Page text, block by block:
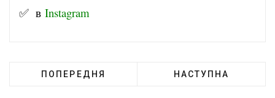
✅ в Instagram
ПОПЕРЕДНЯ НАСТУПНА